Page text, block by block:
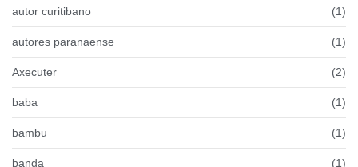
autor curitibano (1)
autores paranaense (1)
Axecuter (2)
baba (1)
bambu (1)
banda (1)